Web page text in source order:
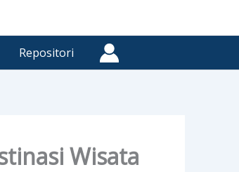
Repositori
Wisata